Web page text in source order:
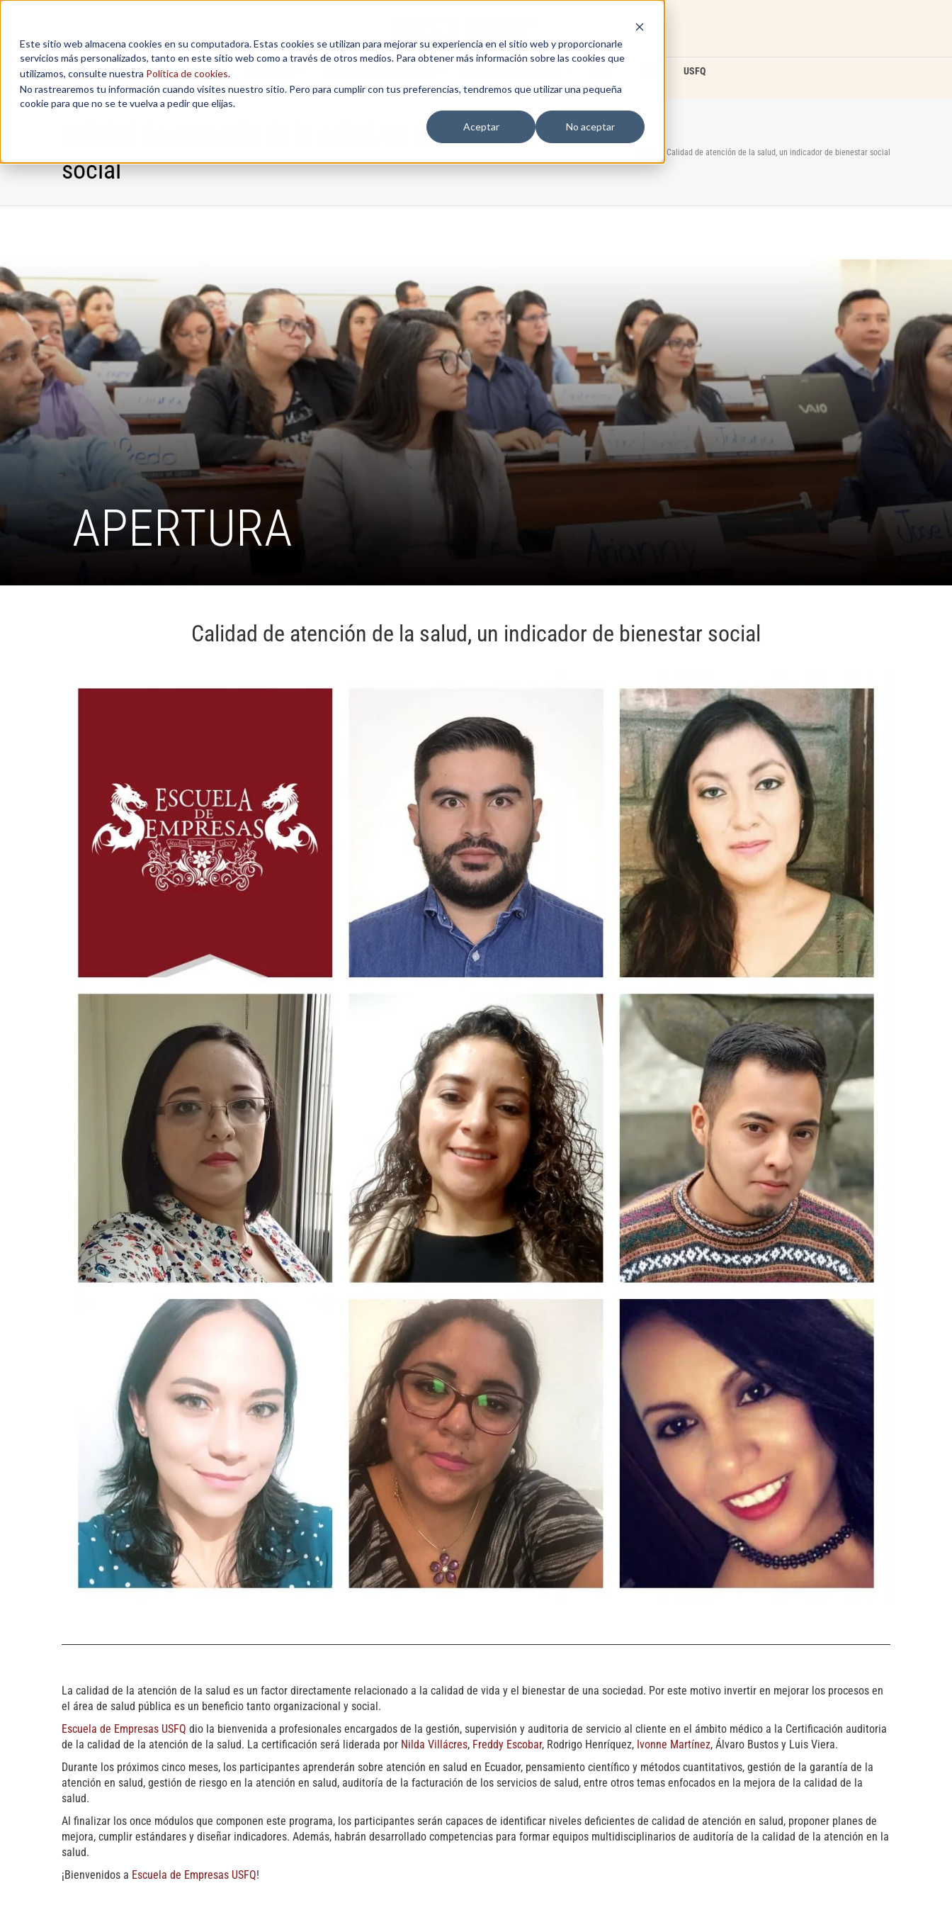
Este sitio web almacena cookies en su computadora. Estas cookies se utilizan para mejorar su experiencia en el sitio web y proporcionarle
servicios más personalizados, tanto en este sitio web como a través de otros medios. Para obtener más información sobre las cookies que
utilizamos, consulte nuestra Política de cookies.
No rastrearemos tu información cuando visites nuestro sitio. Pero para cumplir con tus preferencias, tendremos que utilizar una pequeña
cookie para que no se te vuelva a pedir que elijas.
Aceptar
No aceptar
USFQ
Calidad de atención de la salud, un indicador de bienestar
social
Calidad de atención de la salud, un indicador de bienestar social
APERTURA
Calidad de atención de la salud, un indicador de bienestar social
La calidad de la atención de la salud es un factor directamente relacionado a la calidad de vida y el bienestar de una sociedad. Por este motivo invertir en mejorar los procesos en
el área de salud pública es un beneficio tanto organizacional y social.
Escuela de Empresas USFQ dio la bienvenida a profesionales encargados de la gestión, supervisión y auditoria de servicio al cliente en el ámbito médico a la Certificación auditoria
de la calidad de la atención de la salud. La certificación será liderada por Nilda Villácres, Freddy Escobar, Rodrigo Henríquez, Ivonne Martínez, Álvaro Bustos y Luis Viera.
Durante los próximos cinco meses, los participantes aprenderán sobre atención en salud en Ecuador, pensamiento científico y métodos cuantitativos, gestión de la garantía de la
atención en salud, gestión de riesgo en la atención en salud, auditoría de la facturación de los servicios de salud, entre otros temas enfocados en la mejora de la calidad de la
salud.
Al finalizar los once módulos que componen este programa, los participantes serán capaces de identificar niveles deficientes de calidad de atención en salud, proponer planes de
mejora, cumplir estándares y diseñar indicadores. Además, habrán desarrollado competencias para formar equipos multidisciplinarios de auditoría de la calidad de la atención en la
salud.
¡Bienvenidos a Escuela de Empresas USFQ!